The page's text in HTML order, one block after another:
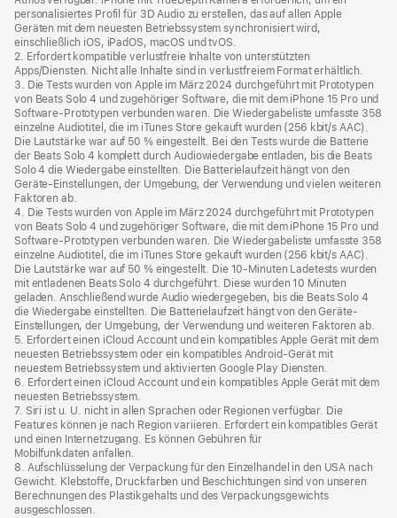
personalisiertes Profil für 3D Audio zu erstellen, das auf allen Apple
Geräten mit dem neuesten Betriebssystem synchronisiert wird,
einschließlich iOS, iPadOS, macOS und tvOS.
2. Erfordert kompatible verlustfreie Inhalte von unterstützten
Apps/Diensten. Nicht alle Inhalte sind in verlustfreiem Format erhältlich.
3. Die Tests wurden von Apple im März 2024 durchgeführt mit Prototypen
von Beats Solo 4 und zugehöriger Software, die mit dem iPhone 15 Pro und
Software­-Prototypen verbunden waren. Die Wiedergabeliste umfasste 358
einzelne Audiotitel, die im iTunes Store gekauft wurden (256 kbit/s AAC).
Die Lautstärke war auf 50 % eingestellt. Bei den Tests wurde die Batterie
der Beats Solo 4 komplett durch Audiowiedergabe entladen, bis die Beats
Solo 4 die Wiedergabe einstellten. Die Batterielaufzeit hängt von den
Geräte-Einstellungen, der Umgebung, der Verwendung und vielen weiteren
Faktoren ab.
4. Die Tests wurden von Apple im März 2024 durchgeführt mit Prototypen
von Beats Solo 4 und zugehöriger Software, die mit dem iPhone 15 Pro und
Software­-Prototypen verbunden waren. Die Wiedergabeliste umfasste 358
einzelne Audiotitel, die im iTunes Store gekauft wurden (256 kbit/s AAC).
Die Lautstärke war auf 50 % eingestellt. Die 10-Minuten Ladetests wurden
mit entladenen Beats Solo 4 durchgeführt. Diese wurden 10 Minuten
geladen. Anschließend wurde Audio wiedergegeben, bis die Beats Solo 4
die Wiedergabe einstellten. Die Batterielaufzeit hängt von den Geräte-
Einstellungen, der Umgebung, der Verwendung und weiteren Faktoren ab.
5. Erfordert einen iCloud Account und ein kompatibles Apple Gerät mit dem
neuesten Betriebssystem oder ein kompatibles Android-Gerät mit
neuestem Betriebssystem und aktivierten Google Play Diensten.
6. Erfordert einen iCloud Account und ein kompatibles Apple Gerät mit dem
neuesten Betriebssystem.
7. Siri ist u. U. nicht in allen Sprachen oder Regionen verfügbar. Die
Features können je nach Region variieren. Erfordert ein kompatibles Gerät
und einen Internetzugang. Es können Gebühren für
Mobilfunkdaten anfallen.
8. Aufschlüsselung der Verpackung für den Einzelhandel in den USA nach
Gewicht. Klebstoffe, Druckfarben und Beschichtungen sind von unseren
Berechnungen des Plastikgehalts und des Verpackungsgewichts
ausgeschlossen.